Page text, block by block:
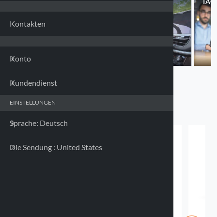
Neuheit
Kontakten
Konto
Kundendienst
EINSTELLUNGEN
Sprache: Deutsch
Die Sendung : United States